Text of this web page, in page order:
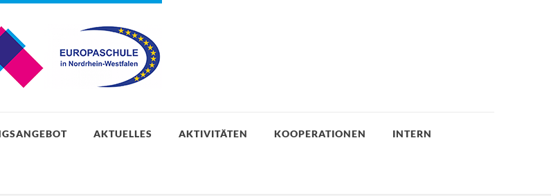
AKTUELLES AKTIVITÄTEN KOOPERATIONEN INTERN